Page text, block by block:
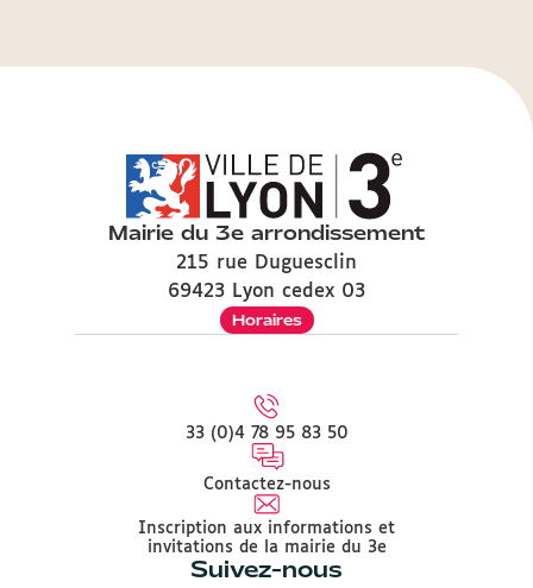
Mairie du 3e arrondissement
215 rue Duguesclin
69423 Lyon cedex 03
Horaires
33 (0)4 78 95 83 50
Contactez-nous
Inscription aux informations et
invitations de la mairie du 3e
Suivez-nous